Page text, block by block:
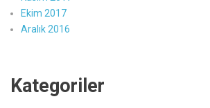
Ekim 2017
Aralık 2016
Kategoriler